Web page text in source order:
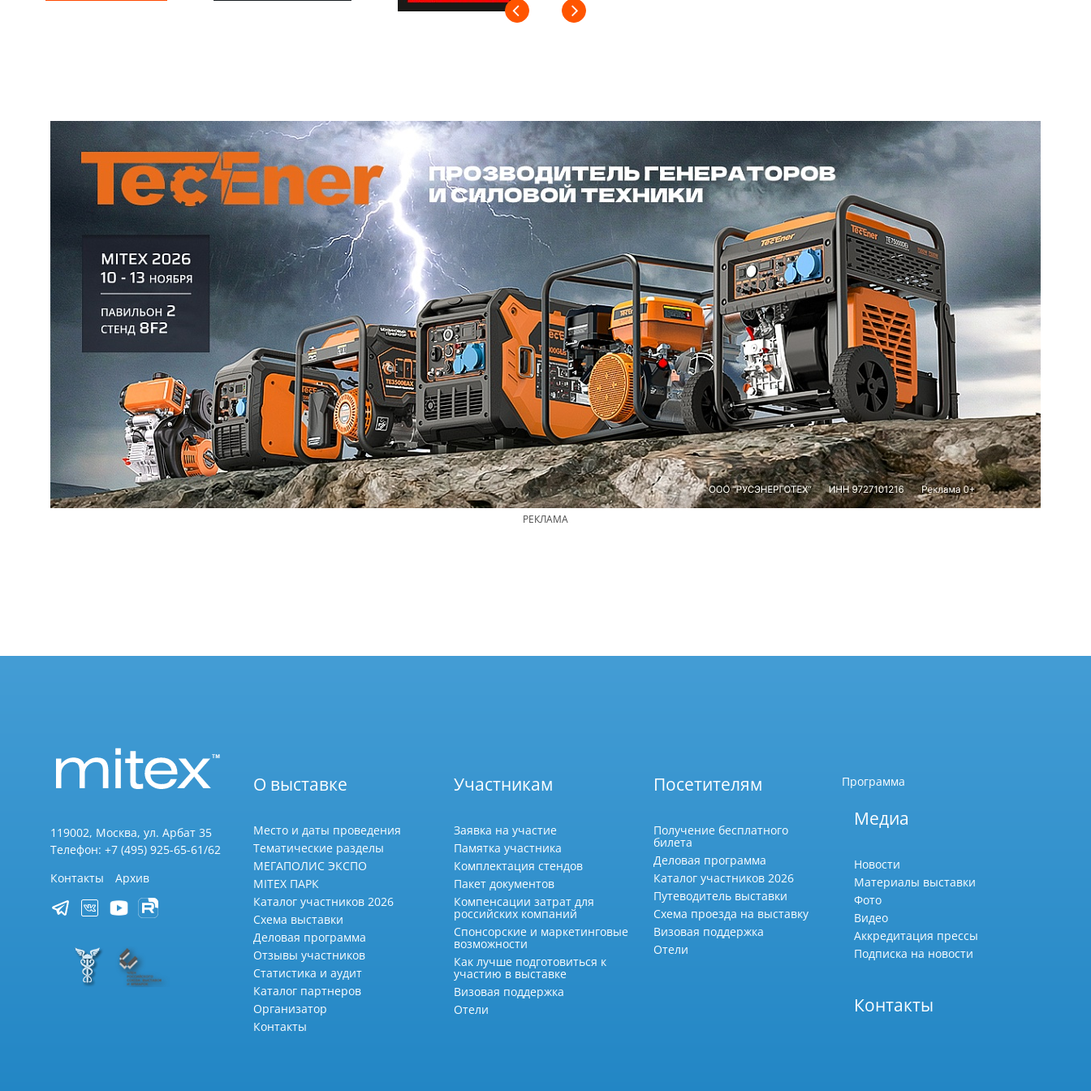
РЕКЛАМА
119002, Москва, ул. Арбат 35
Телефон: +7 (495) 925-65-61/62
Контакты
Архив
О выставке
Место и даты проведения
Тематические разделы
МЕГАПОЛИС ЭКСПО
MITEX ПАРК
Каталог участников 2026
Схема выставки
Деловая программа
Отзывы участников
Статистика и аудит
Каталог партнеров
Организатор
Контакты
Участникам
Заявка на участие
Памятка участника
Комплектация стендов
Пакет документов
Компенсации затрат для
российских компаний
Спонсорские и маркетинговые
возможности
Как лучше подготовиться к
участию в выставке
Визовая поддержка
Отели
Посетителям
Получение бесплатного
билета
Деловая программа
Каталог участников 2026
Путеводитель выставки
Схема проезда на выставку
Визовая поддержка
Отели
Программа
Медиа
Новости
Материалы выставки
Фото
Видео
Аккредитация прессы
Подписка на новости
Контакты